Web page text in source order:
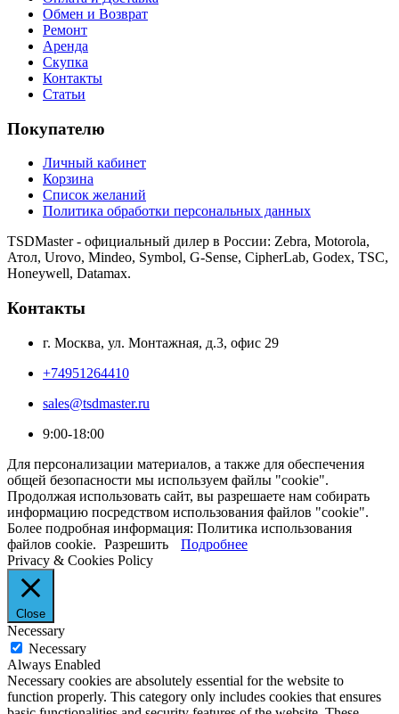
Обмен и Возврат
Ремонт
Аренда
Скупка
Контакты
Статьи
Покупателю
Личный кабинет
Корзина
Список желаний
Политика обработки персональных данных
TSDMaster - официальный дилер в России: Zebra, Motorola,
Атол, Urovo, Mindeo, Symbol, G-Sense, CipherLab, Godex, TSC,
Honeywell, Datamax.
Контакты
г. Москва, ул. Монтажная, д.3, офис 29
+74951264410
sales@tsdmaster.ru
9:00-18:00
Для персонализации материалов, а также для обеспечения
общей безопасности мы используем файлы "cookie".
Продолжая использовать сайт, вы разрешаете нам собирать
информацию посредством использования файлов "cookie".
Более подробная информация: Политика использования
файлов cookie. Разрешить
Подробнее
Privacy & Cookies Policy
Close
Necessary
Necessary
Always Enabled
Necessary cookies are absolutely essential for the website to
function properly. This category only includes cookies that ensures